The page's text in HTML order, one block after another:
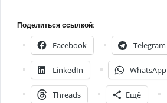
Поделиться ссылкой:
Facebook
Telegram
LinkedIn WhatsApp
Threads Ещё